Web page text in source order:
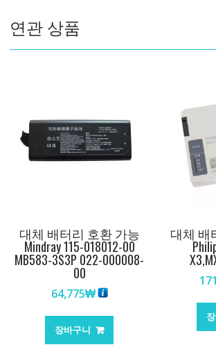
Monitor
2,Monitor
3,Monitor
연관 상품
대체 배터리 호환 가능
Mindray 115-018012-00
MB583-3S3P 022-000008-
00
64,775₩
장바구니
대체 배